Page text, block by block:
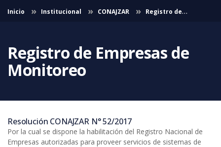
Saltar al contenido principal
Inicio Institucional CONAJZAR
Registro de
Registro de Empresas de
Monitoreo
Resolución CONAJZAR N° 52/2017
Por la cual se dispone la habilitación del Registro Nacional de
Empresas autorizadas para proveer servicios de sistemas de